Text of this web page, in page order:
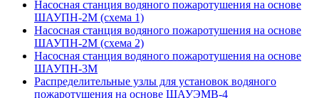
Насосная станция водяного пожаротушения на основе
ШАУПН-2М (схема 1)
Насосная станция водяного пожаротушения на основе
ШАУПН-2М (схема 2)
Насосная станция водяного пожаротушения на основе
ШАУПН-3М
Распределительные узлы для установок водяного
пожаротушения на основе ШАУЭМВ-4